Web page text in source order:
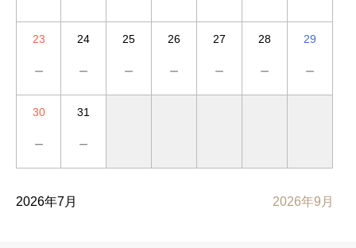
23
－
24
－
25
－
26
－
27
－
28
－
29
－
30
－
31
－
2026年7月 2026年9月